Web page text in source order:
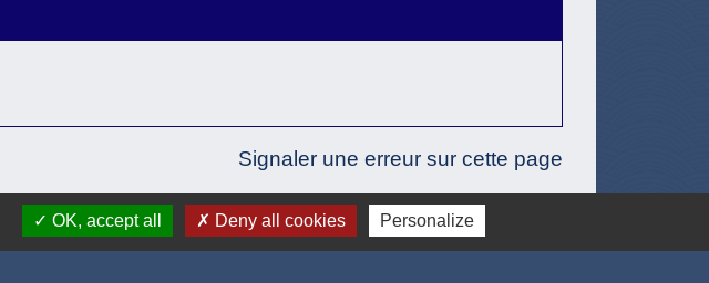
Signaler une erreur sur cette page
OK, accept all Deny all cookies Personalize